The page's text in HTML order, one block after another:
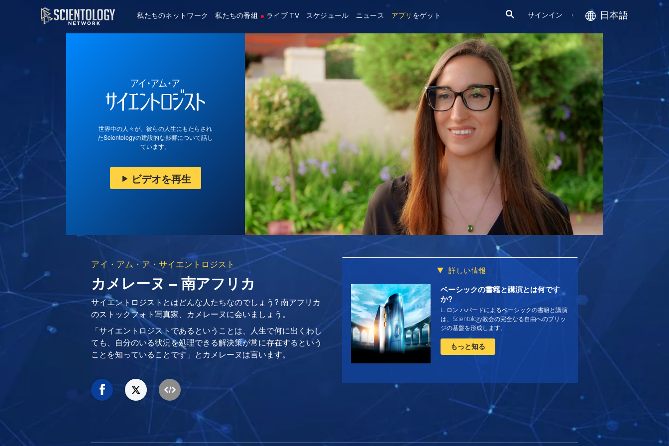
私たちのネットワーク 私たちの番組 ライブ TV スケジュール ニュース アプリ をゲット サインイン 日本語
世界中の人々が、彼らの人生にもたらされ
たScientologyの建設的な影響について話し
ています。
ビデオを再生
アイ・アム・ア・サイエントロジスト
カメレーヌ – 南アフリカ
サイエントロジストとはどんな人たちなのでしょう? 南アフリカ
のストックフォト写真家、カメレーヌに会いましょう。
「サイエントロジストであるということは、人生で何に出くわし
ても、自分のいる状況を処理できる解決策が常に存在するという
ことを知っていることです」とカメレーヌは言います。
詳しい情報
ベーシックの書籍と講演とは何です
か?
L. ロン ハバードによるベーシックの書籍と講演
は、Scientology教会の完全なる自由へのブリッ
ジの基盤を形成します。
もっと知る